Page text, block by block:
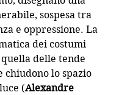
sospesa tra
e oppressione. La
dei costumi
delle tende
chiudono lo spazio
(Alexandre